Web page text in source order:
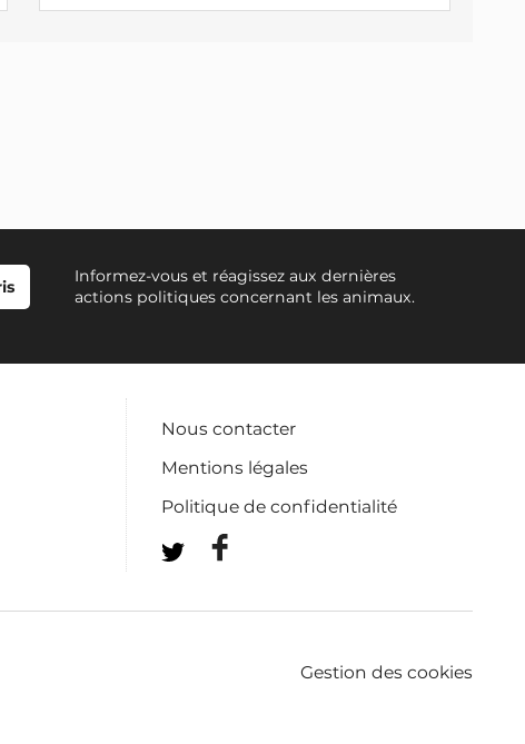
Informez-vous et réagissez aux dernières
actions politiques concernant les animaux.
Nous contacter
Mentions légales
Politique de confidentialité
Gestion des cookies